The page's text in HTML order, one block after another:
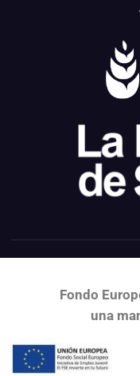
Fondo
una